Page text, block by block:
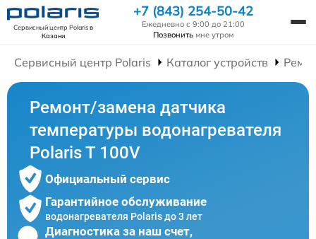
Сервисный центр Polarisв
Казани
+7 (843) 254-50-42
Ежедневно с 9:00 до 21:00
Позвонить мне утром
Сервисный центр Polaris Каталог устройств
Ремонт/замена датчика
температуры водонагревателя
Polaris T 100V
Официальный сервис
Гарантийное обслуживание
водонагревателя Polaris до 3 лет
Диагностика за наш счет,